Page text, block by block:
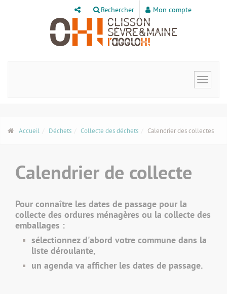
Rechercher Mon compte
Toggle
Accueil Déchets Collecte des déchets Calendrier des collectes
Calendrier de collecte
Pour connaître les dates de passage pour la
collecte des ordures ménagères ou la collecte des
emballages :
sélectionnez d'abord votre commune dans la
liste déroulante,
un agenda va afficher les dates de passage.
Panneau de gestion des cookies